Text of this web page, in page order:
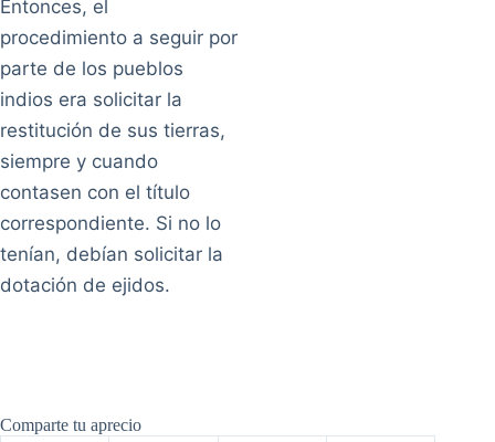
Entonces, el
procedimiento a seguir por
parte de los pueblos
indios era solicitar la
restitución de sus tierras,
siempre y cuando
contasen con el título
correspondiente. Si no lo
tenían, debían solicitar la
dotación de ejidos.
Comparte tu aprecio